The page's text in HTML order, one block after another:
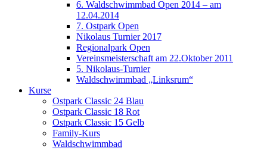
6. Waldschwimmbad Open 2014 – am
12.04.2014
7. Ostpark Open
Nikolaus Turnier 2017
Regionalpark Open
Vereinsmeisterschaft am 22.Oktober 2011
5. Nikolaus-Turnier
Waldschwimmbad „Linksrum“
Kurse
Ostpark Classic 24 Blau
Ostpark Classic 18 Rot
Ostpark Classic 15 Gelb
Family-Kurs
Waldschwimmbad